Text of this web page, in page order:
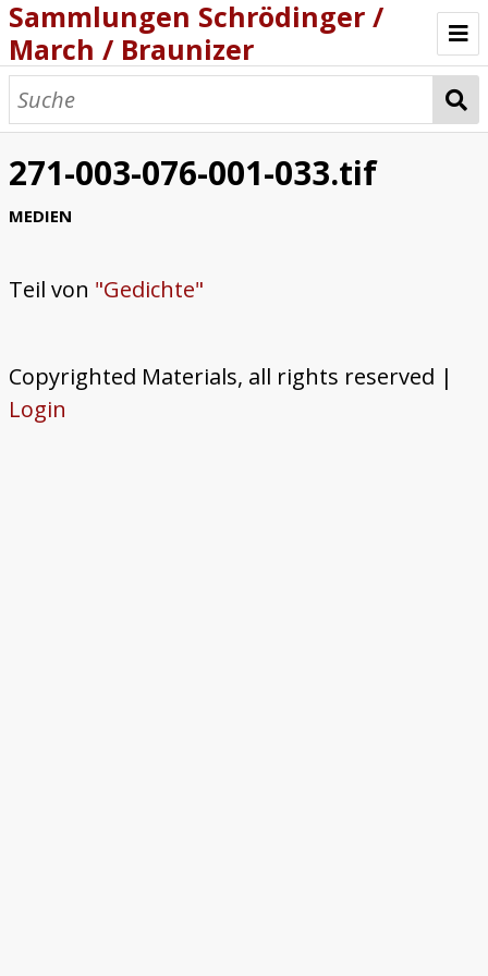
Sammlungen Schrödinger /
March / Braunizer
Willkommen
Katalog
Projekt
271-003-076-001-033.tif
MEDIEN
Teil von "Gedichte"
Copyrighted Materials, all rights reserved |
Login